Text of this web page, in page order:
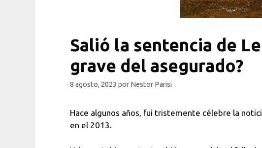
Salió la sentencia de
grave del asegurado?
8 agosto, 2023 por Nestor Parisi
Hace algunos años, fui tristemente célebre la
en el 2013.